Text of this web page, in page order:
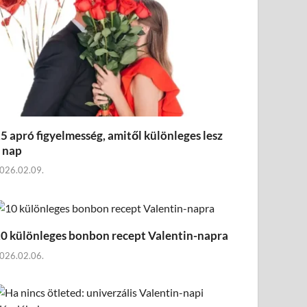
apró figyelmesség, amitől különleges lesz
nap
különleges bonbon recept Valentin-napra